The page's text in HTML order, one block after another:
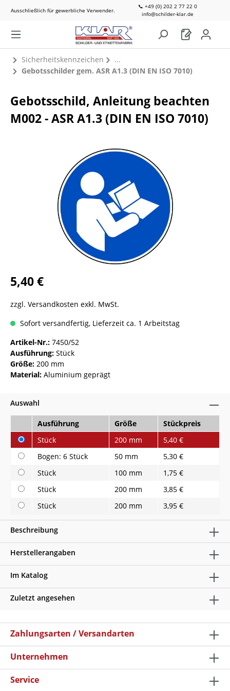
Ausschließlich für gewerbliche Verwender.
📞 +49 (0) 202 2 77 22 0
info@schilder-klar.de
Sicherheitskennzeichen
Gebotsschilder gem. ASR A1.3 (DIN EN ISO 7010)
Gebotsschild, Anleitung beachten
M002 - ASR A1.3 (DIN EN ISO 7010)
5,40 €
zzgl. Versandkosten exkl. MwSt.
Sofort versandfertig, Lieferzeit ca. 1 Arbeitstag
Artikel-Nr.: 7450/52
Ausführung: Stück
Größe: 200 mm
Material: Aluminium geprägt
Auswahl
Ausführung Größe
Stückpreis
Stück
200 mm
5,40 €
Bogen: 6 Stück
50 mm
5,30 €
Stück
100 mm
1,75 €
Stück
200 mm
3,85 €
Stück
200 mm 3,95 €
Beschreibung
Herstellerangaben
Im Katalog
Zuletzt angesehen
Zahlungsarten / Versandarten
Unternehmen
Service